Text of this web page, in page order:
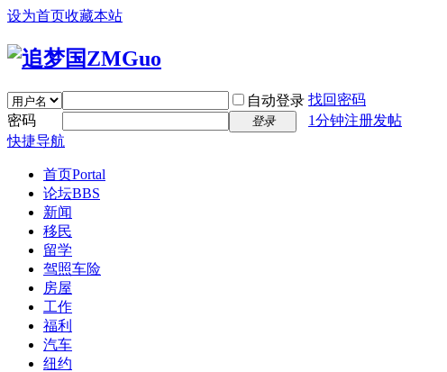
设为首页收藏本站
自动登录 找回密码
密码
登录
1分钟注册发帖
快捷导航
首页Portal
论坛BBS
新闻
移民
留学
驾照车险
房屋
工作
福利
汽车
纽约